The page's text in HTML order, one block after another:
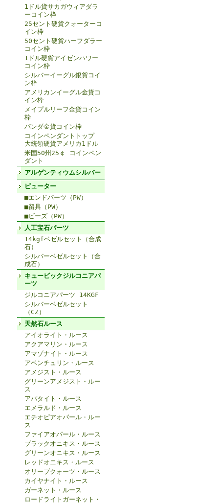
1ドル貨サカガウィアダラ
ーコイン枠
25セント硬貨クォーターコ
イン枠
50セント硬貨ハーフダラー
コイン枠
1ドル硬貨アイゼンハワー
コイン枠
シルバーイーグル銀貨コイ
ン枠
アメリカンイーグル金貨コ
イン枠
メイプルリーフ金貨コイン
枠
パンダ金貨コイン枠
コインペンダントトップ
大統領硬貨アメリカ1ドル
米国50州25￠ コインペン
ダント
アルゲンティウムシルバー
ピューター
■エンドパーツ（PW）
■留具（PW）
■ビーズ（PW）
人工宝石パーツ
14kgfベゼルセット（合成
石）
シルバーベゼルセット（合
成石）
キュービックジルコニアパ
ーツ
ジルコニアパーツ 14KGF
シルバーベゼルセット
（CZ）
天然石ルース
アイオライト・ルース
アクアマリン・ルース
アマゾナイト・ルース
アベンチュリン・ルース
アメジスト・ルース
グリーンアメジスト・ルー
ス
アパタイト・ルース
エメラルド・ルース
エチオピアオパール・ルー
ス
ファイアオパール・ルース
ブラックオニキス・ルース
グリーンオニキス・ルース
レッドオニキス・ルース
オリーブクォーツ・ルース
カイヤナイト・ルース
ガーネット・ルース
ロードライトガーネット・